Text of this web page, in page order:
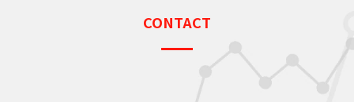
CONTACT